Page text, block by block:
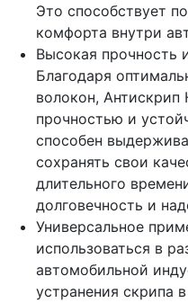
Это способствует
комфорта внутри
Высокая прочность
Благодаря
волокон,
прочностью и
способен
сохранять свои
длительного
долговечность и
Универсальное
использоваться в
автомобильной
устранения скрипа